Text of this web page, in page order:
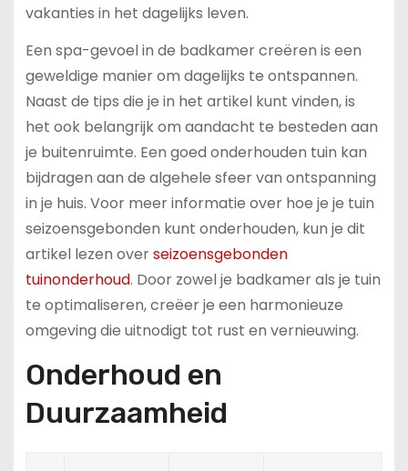
vakanties in het dagelijks leven.
Een spa-gevoel in de badkamer creëren is een
geweldige manier om dagelijks te ontspannen.
Naast de tips die je in het artikel kunt vinden, is
het ook belangrijk om aandacht te besteden aan
je buitenruimte. Een goed onderhouden tuin kan
bijdragen aan de algehele sfeer van ontspanning
in je huis. Voor meer informatie over hoe je je tuin
seizoensgebonden kunt onderhouden, kun je dit
artikel lezen overseizoensgebonden
tuinonderhoud. Door zowel je badkamer als je tuin
te optimaliseren, creëer je een harmonieuze
omgeving die uitnodigt tot rust en vernieuwing.
Onderhoud en
Duurzaamheid